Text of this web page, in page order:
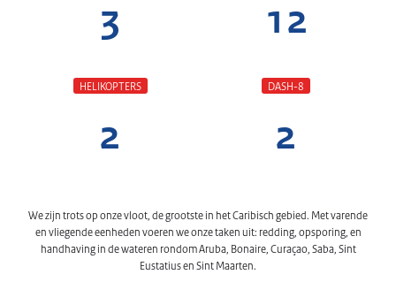
3 12
HELIKOPTERS
2
DASH-8
2
We zijn trots op onze vloot, de grootste in het Caribisch gebied. Met varende
en vliegende eenheden voeren we onze taken uit: redding, opsporing, en
handhaving in de wateren rondom Aruba, Bonaire, Curaçao, Saba, Sint
Eustatius en Sint Maarten.